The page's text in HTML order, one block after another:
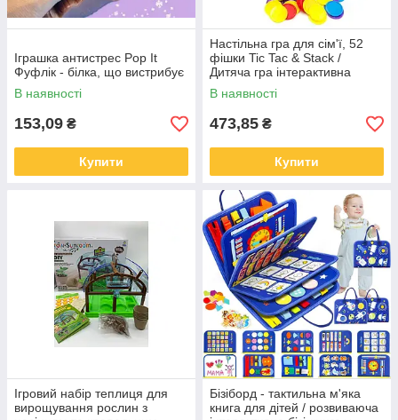
Іграшка антистрес Pop It
Фуфлік - білка, що вистрибує
В наявності
153,09 ₴
Купити
Настільна гра для сім'ї, 52
фішки Tic Tac & Stack /
Дитяча гра інтерактивна
В наявності
473,85 ₴
Купити
Ігровий набір теплиця для
вирощування рослин з
Бізіборд - тактильна м'яка
книга для дітей / розвиваюча